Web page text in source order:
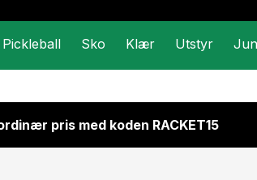
Pickleball Sko Klær Utstyr
pris med koden RACKET15